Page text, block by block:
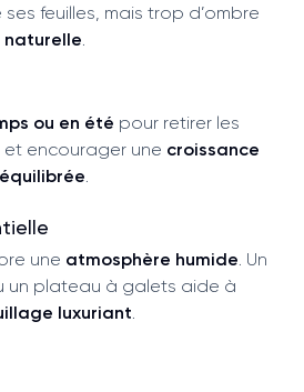
feuilles, mais trop d’ombre
naturelle
ou en été pour retirer les
et encourager une croissance
une atmosphère humide . Un
un plateau à galets aide à
luxuriant